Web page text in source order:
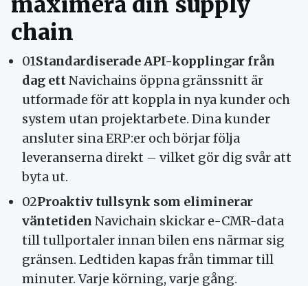
chain
01Standardiserade API-kopplingar från
dag ettNavichains öppna gränssnitt är
utformade för att koppla in nya kunder och
system utan projektarbete. Dina kunder
ansluter sina ERP:er och börjar följa
leveranserna direkt – vilket gör dig svår att
byta ut.
02Proaktiv tullsynk som eliminerar
väntetiden Navichain skickar e-CMR-data
till tullportaler innan bilen ens närmar sig
gränsen. Ledtiden kapas från timmar till
minuter. Varje körning, varje gång.